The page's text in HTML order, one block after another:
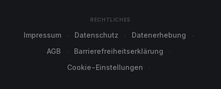
RECHTLICHES
Impressum Datenschutz
Datenerhebung
AGB
Barrierefreiheitserklärung
Cookie-Einstellungen